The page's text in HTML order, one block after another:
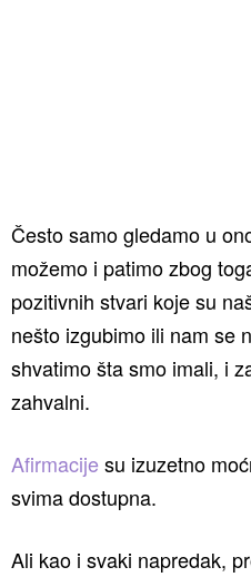
Često samo gledamo u
možemo i patimo zbog
pozitivnih stvari koje su
nešto izgubimo ili nam se
shvatimo šta smo imali, i
zahvalni.
Afirmacijesu izuzetno
svima dostupna.
Ali kao i svaki napredak,